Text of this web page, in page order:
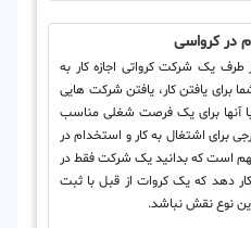
در کرواسی
طرف یک شرکت کرواتی اجازه کار به
برای یافتن کار، یافتن شرکت هایی
آنها برای یک فرصت شغلی مناسب
برای اشتغال به کار و استخدام در
است که بدانید یک شرکت فقط در
دهد که یک کروات از قبل با ثبت
این نوع نقش نباشد.